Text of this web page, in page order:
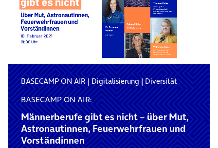
BASECAMP ON AIR|Digitalisierung|Diversität
BASECAMP ON AIR:
Männerberufe gibt es nicht – über Mut,
Astronautinnen, Feuerwehrfrauen und
Vorständinnen